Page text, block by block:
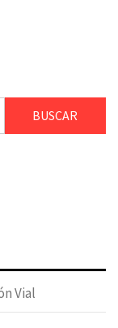
Vial